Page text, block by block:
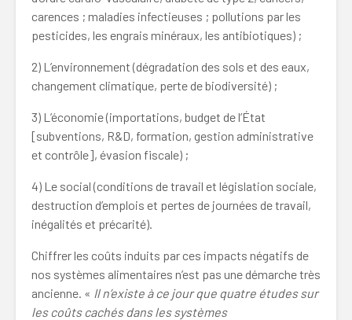
carences ; maladies infectieuses ; pollutions par les
pesticides, les engrais minéraux, les antibiotiques) ;
2) L’environnement (dégradation des sols et des eaux,
changement climatique, perte de biodiversité) ;
3) L’économie (importations, budget de l’État
[subventions, R&D, formation, gestion administrative
et contrôle], évasion fiscale) ;
4) Le social (conditions de travail et législation sociale,
destruction d’emplois et pertes de journées de travail,
inégalités et précarité).
Chiffrer les coûts induits par ces impacts négatifs de
nos systèmes alimentaires n’est pas une démarche très
ancienne. « Il n’existe à ce jour que quatre études sur
les coûts cachés dans les systèmes